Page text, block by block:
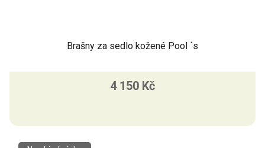
Brašny za sedlo kožené Pool ´s
4 150 Kč